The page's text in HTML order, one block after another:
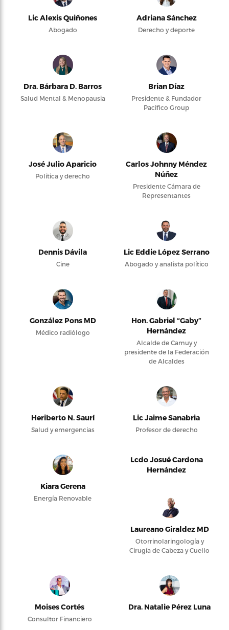
Lic Alexis Quiñones
Abogado
Adriana Sánchez
Derecho y deporte
Dra. Bárbara D. Barros
Salud Mental & Menopausia
Brian Díaz
Presidente & Fundador
Pacifico Group
José Julio Aparicio
Política y derecho
Carlos Johnny Méndez
Núñez
Presidente Cámara de
Representantes
Dennis Dávila
Cine
Lic Eddie López Serrano
Abogado y analista político
González Pons MD
Médico radiólogo
Hon. Gabriel “Gaby”
Hernández
Alcalde de Camuy y
presidente de la Federación
de Alcaldes
Heriberto N. Saurí
Salud y emergencias
Lic Jaime Sanabria
Profesor de derecho
Kiara Gerena
Energía Renovable
Lcdo Josué Cardona
Hernández
Laureano Giraldez MD
Otorrinolaringología y
Cirugía de Cabeza y Cuello
Moises Cortés
Consultor Financiero
Dra. Natalie Pérez Luna